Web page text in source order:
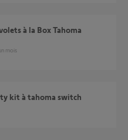
mois
kit à tahoma switch